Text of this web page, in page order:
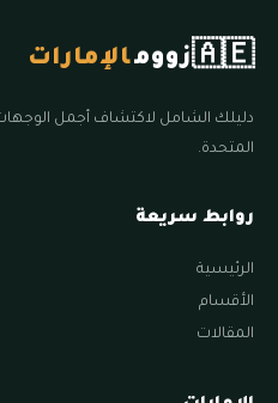
🇦🇪زوومالإمارات
دليلك الشامل لاكتشاف أجمل الوجهات
المتحدة.
روابط سريعة
الرئيسية
الأقسام
المقالات